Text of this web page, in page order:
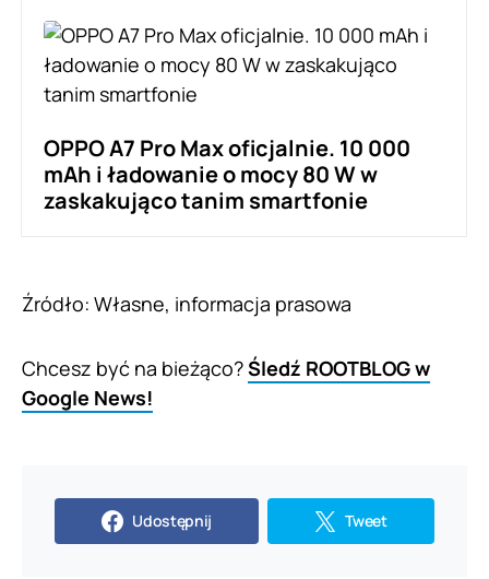
OPPO A7 Pro Max oficjalnie. 10 000
mAh i ładowanie o mocy 80 W w
zaskakująco tanim smartfonie
Źródło: Własne, informacja prasowa
Chcesz być na bieżąco?Śledź ROOTBLOG w
Google News!
Udostępnij Tweet